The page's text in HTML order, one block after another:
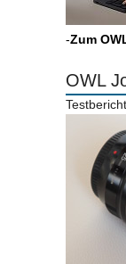
-Zum
OWL